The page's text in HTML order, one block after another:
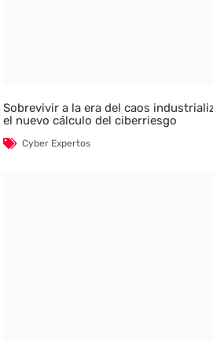
Sobrevivir a la era del caos
el nuevo cálculo del ciberriesgo
Cyber Expertos